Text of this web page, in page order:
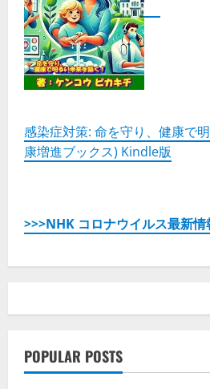
感染症対策: 命を守り、健康で
康増進ブックス) Kindle版
>>>NHK コロナウイルス最新情
POPULAR POSTS